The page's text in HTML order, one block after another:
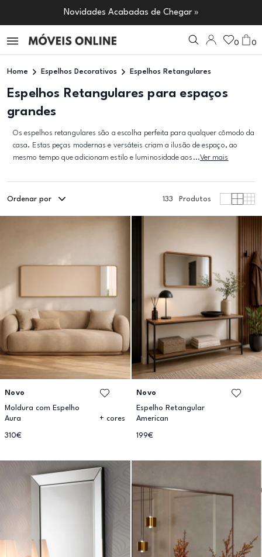
Novidades Acabadas de Chegar »
0 0
Home Espelhos Decorativos Espelhos Retangulares
Espelhos Retangulares para espaços
grandes
Os espelhos retangulares são a escolha perfeita para qualquer cômodo da
casa. Estas peças modernas e versáteis criam a ilusão de espaço, ao
mesmo tempo que adicionam estilo e luminosidade aos...Ver mais
Ordenar por 133 Produtos
Novo
Moldura com Espelho
Aura
310€
+ cores
Novo
Espelho Retangular
American
199€